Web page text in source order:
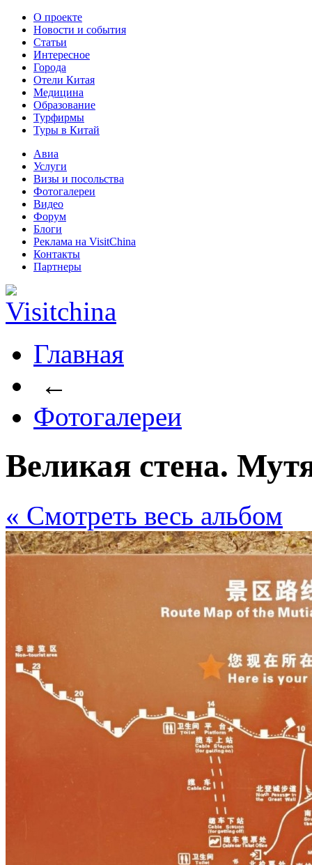
О проекте
Новости и события
Статьи
Интересное
Города
Отели Китая
Медицина
Образование
Турфирмы
Туры в Китай
Авиа
Услуги
Визы и посольства
Фотогалереи
Видео
Форум
Блоги
Реклама на VisitChina
Контакты
Партнеры
Главная
←
Фотогалереи
Великая стена.
« Cмотреть весь альбом